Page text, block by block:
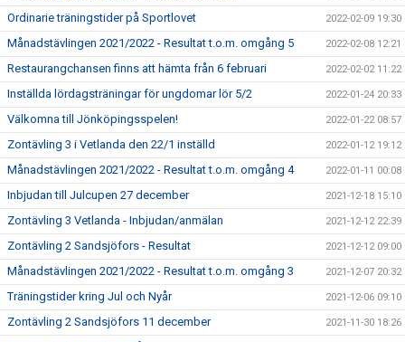
Ordinarie träningstider på Sportlovet 2022-02-09 19:30
Månadstävlingen 2021/2022 - Resultat t.o.m. omgång 5 2022-02-08 12:21
Restaurangchansen finns att hämta från 6 februari 2022-02-02 11:22
Inställda lördagsträningar för ungdomar lör 5/2 2022-01-24 20:33
Välkomna till Jönköpingsspelen! 2022-01-22 08:57
Zontävling 3 i Vetlanda den 22/1 inställd 2022-01-12 19:12
Månadstävlingen 2021/2022 - Resultat t.o.m. omgång 4 2022-01-11 00:08
Inbjudan till Julcupen 27 december 2021-12-18 15:10
Zontävling 3 Vetlanda - Inbjudan/anmälan 2021-12-12 22:39
Zontävling 2 Sandsjöfors - Resultat 2021-12-12 09:00
Månadstävlingen 2021/2022 - Resultat t.o.m. omgång 3 2021-12-07 20:32
Träningstider kring Jul och Nyår 2021-12-06 09:10
Zontävling 2 Sandsjöfors 11 december 2021-11-30 18:26